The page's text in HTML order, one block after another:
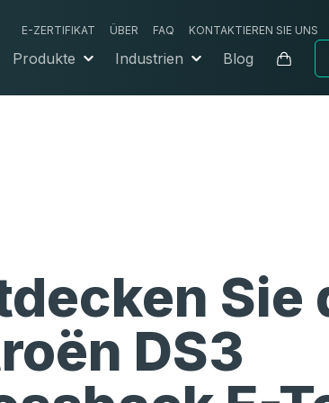
E-ZERTIFIKAT ÜBER FAQ KONTAKTIEREN SIE UNS
Produkte Industrien Blog
Sie
DS3